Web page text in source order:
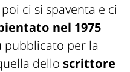
ci si spaventa e ci
nel 1975
per la
dello scrittore